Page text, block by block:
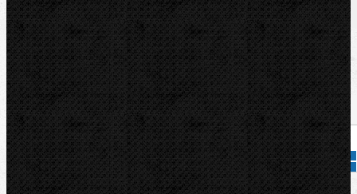
578,38Kč
Dostupnost:
Na dotaz
Množství:
Přidat do košíku